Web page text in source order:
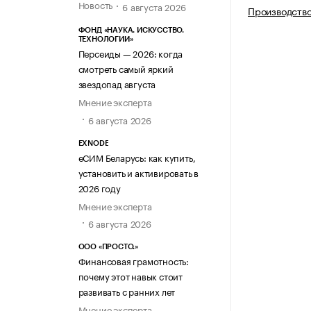
Новость
6 августа 2026
ФОНД «НАУКА. ИСКУССТВО.
ТЕХНОЛОГИИ»
Персеиды — 2026: когда
смотреть самый яркий
звездопад августа
Мнение эксперта
6 августа 2026
EXNODE
еСИМ Беларусь: как купить,
установить и активировать в
2026 году
Мнение эксперта
6 августа 2026
ООО «ПРОСТО.»
Финансовая грамотность:
почему этот навык стоит
развивать с ранних лет